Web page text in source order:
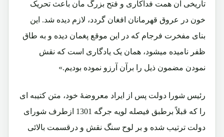
تاریخی آن همت فداکاری و فتح بزرگ مان باعث تحریک
خون در عروق قهرمانان افغان گردد، لازم دیده شد. این
بنای مفخرت فرجام که در این موقع پغمان دیده و به طاق
ظفر نامیده میشود، همان یک یادگاری است که نقش
نمودن مضمون ذیل را برآن آرزو نموده بودیم.»
رئیس شورا دولت پس از ایراد معروضۀ خود، متن کتیبه ای
را که قبلاً برطبق فیصله لویه جرگه 1301 ازطرف شورای
دولت ترتیب شده و بر لوح سنگ نقش و درقسمت بالائی